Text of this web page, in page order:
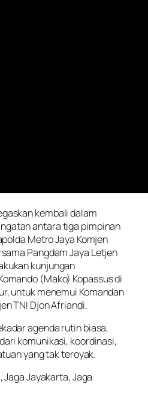
kembali dalam
antara tiga pimpinan
Metro Jaya Komjen
Pangdam Jaya Letjen
kunjungan
(Mako) Kopassus di
untuk menemui Komandan
TNI Djon Afriandi.
agenda rutin biasa,
komunikasi, koordinasi,
yang tak teroyak.
Jaga Jayakarta, Jaga